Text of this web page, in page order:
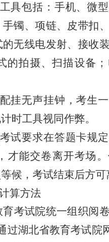
工具包括：手机、微型
镯、项链、皮带扣
的无线电发射、接收
的拍摄、扫描设备
挂无声挂钟 ，考生
计时工具视同作弊。
试要求在答题卡规
才能交卷离开考场
候，考试结束后方
算方法
育考试院统一组织阅
过湖北省教育考试院